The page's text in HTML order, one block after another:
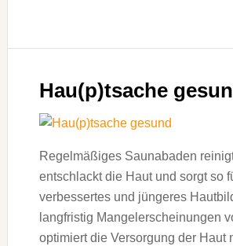
Hau(p)tsache
Regelmäßiges Saunabaden
entschlackt die Haut und sorgt so
verbessertes und jüngeres
langfristig Mangelerscheinungen
optimiert die Versorgung der Haut